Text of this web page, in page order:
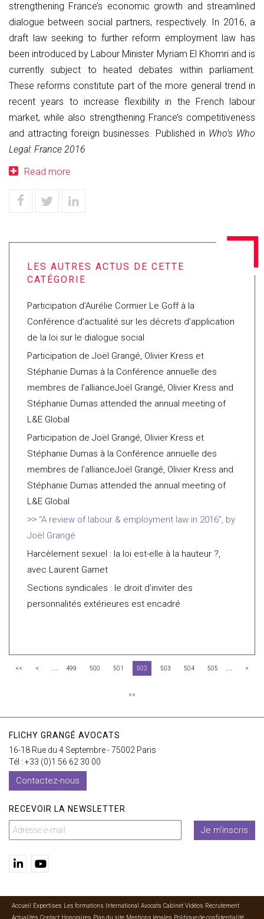
strengthening France’s economic growth and streamlined
dialogue between social partners, respectively. In 2016, a
draft law seeking to further reform employment law has
been introduced by Labour Minister Myriam El Khomri and is
currently subject to heated debates within parliament.
These reforms constitute part of the more general trend in
recent years to increase flexibility in the French labour
market, while also strengthening France’s competitiveness
and attracting foreign businesses. Published in Who’s Who
Legal: France 2016
Read more
Participation d’Aurélie Cormier Le Goff à la
Conférence d’actualité sur les décrets d’application
de la loi sur le dialogue social
Participation de Joël Grangé, Olivier Kress et
Stéphanie Dumas à la Conférence annuelle des
membres de l’allianceJoël Grangé, Olivier Kress and
Stéphanie Dumas attended the annual meeting of
L&E Global
Participation de Joël Grangé, Olivier Kress et
Stéphanie Dumas à la Conférence annuelle des
membres de l’allianceJoël Grangé, Olivier Kress and
Stéphanie Dumas attended the annual meeting of
L&E Global
“A review of labour & employment law in 2016”, by
Joël Grangé
Harcèlement sexuel : la loi est-elle à la hauteur ?,
avec Laurent Gamet
Sections syndicales : le droit d’inviter des
personnalités extérieures est encadré
<< < ... 499 500 501 502 503 504 505 ... >
>>
FLICHY GRANGÉ AVOCATS
16-18 Rue du 4 Septembre - 75002 Paris
Tél : +33 (0)1 56 62 30 00
Contactez-nous
RECEVOIR LA NEWSLETTER
Je m'inscris
Accueil Expertises Les formations International Avocats Cabinet Vidéos Recrutement
Actualités Contact Honoraires Plan du site Mentions légales Politique de confidentialité